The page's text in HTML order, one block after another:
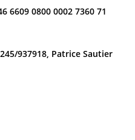
6609 0800 0002 7360 71
937918, Patrice Sautier